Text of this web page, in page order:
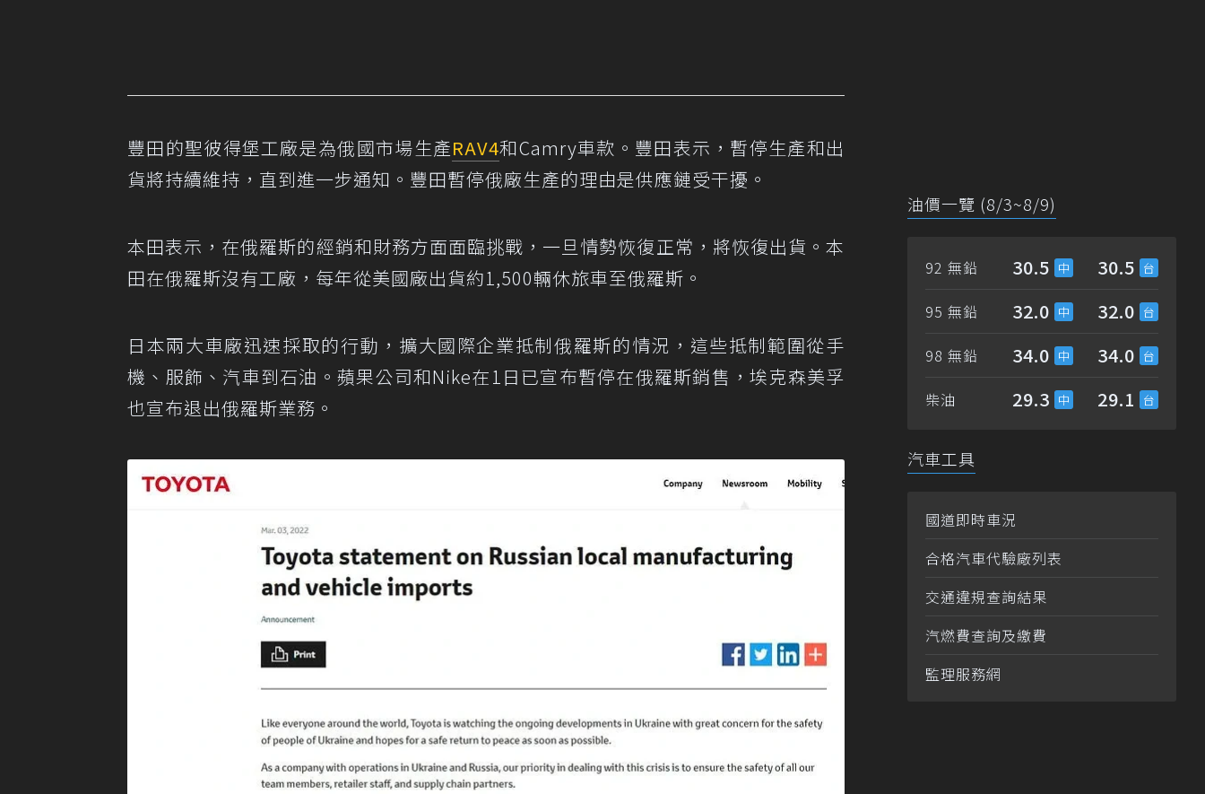
豐田的聖彼得堡工廠是為俄國市場生產RAV4和Camry車款。豐田表示，暫停生產和出
貨將持續維持，直到進一步通知。豐田暫停俄廠生產的理由是供應鏈受干擾。
本田表示，在俄羅斯的經銷和財務方面面臨挑戰，一旦情勢恢復正常，將恢復出貨。本
田在俄羅斯沒有工廠，每年從美國廠出貨約1,500輛休旅車至俄羅斯。
日本兩大車廠迅速採取的行動，擴大國際企業抵制俄羅斯的情況，這些抵制範圍從手
機、服飾、汽車到石油。蘋果公司和Nike在1日已宣布暫停在俄羅斯銷售，埃克森美孚
也宣布退出俄羅斯業務。
油價一覽 (8/3~8/9)
92 無鉛 30.5 30.5
95 無鉛 32.0 32.0
98 無鉛 34.0 34.0
柴油 29.3 29.1
汽車工具
國道即時車況
合格汽車代驗廠列表
交通違規查詢結果
汽燃費查詢及繳費
監理服務網